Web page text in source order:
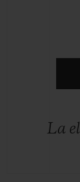
La